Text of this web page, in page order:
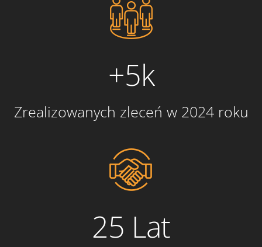
+5k
Zrealizowanych zleceń w 2024 roku
25 Lat